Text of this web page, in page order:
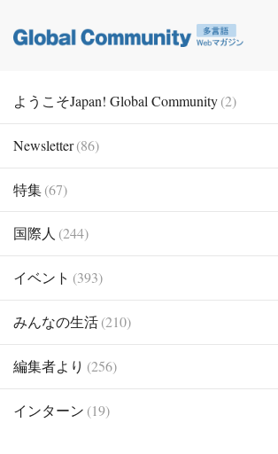
ようこそJapan! Global Community(2)
Newsletter(86)
特集(67)
国際人 (244)
イベント (393)
みんなの生活(210)
編集者より (256)
インターン (19)